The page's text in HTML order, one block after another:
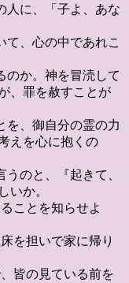
人に、「子よ、あな
て、心の中であれこ
のか。神を冒涜して
、罪を赦すことが
を、御自分の霊の力
えを心に抱くの
のと、『起きて、
いか。
ことを知らせよ
を担いで家に帰り
皆の見ている前を